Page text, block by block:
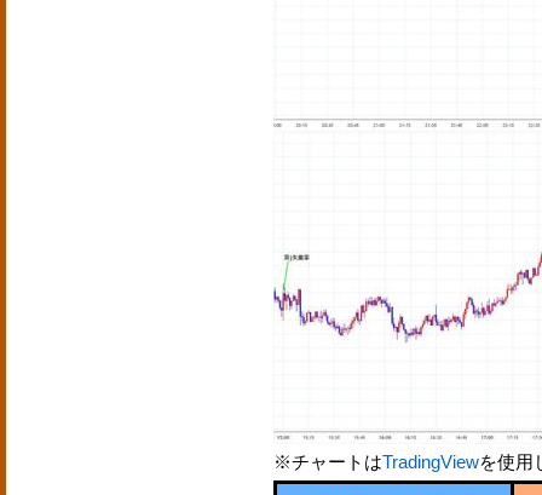
※チャートはTradingViewを使用